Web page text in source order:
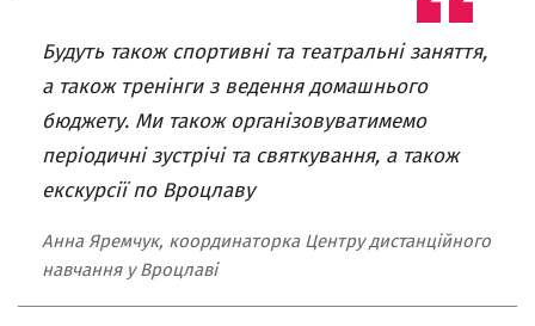
Будуть також спортивні та театральні заняття,
а також тренінги з ведення домашнього
бюджету. Ми також організовуватимемо
періодичні зустрічі та святкування, а також
екскурсії по Вроцлаву
Анна Яремчук, координаторка Центру дистанційного
навчання у Вроцлаві